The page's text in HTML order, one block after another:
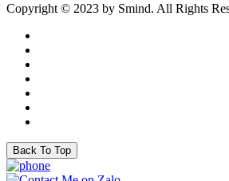
Copyright © 2023 by Smind. All Rights
Back To Top